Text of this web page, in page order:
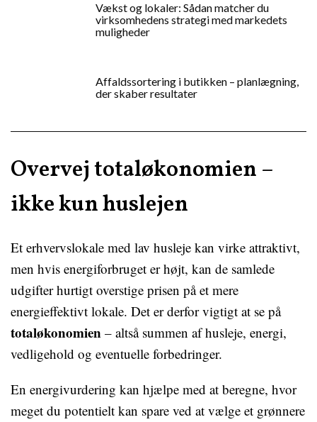
Vækst og lokaler: Sådan matcher du
virksomhedens strategi med markedets
muligheder
Affaldssortering i butikken – planlægning,
der skaber resultater
Overvej totaløkonomien –
ikke kun huslejen
Et erhvervslokale med lav husleje kan virke attraktivt,
men hvis energiforbruget er højt, kan de samlede
udgifter hurtigt overstige prisen på et mere
energieffektivt lokale. Det er derfor vigtigt at se på
totaløkonomien – altså summen af husleje, energi,
vedligehold og eventuelle forbedringer.
En energivurdering kan hjælpe med at beregne, hvor
meget du potentielt kan spare ved at vælge et grønnere